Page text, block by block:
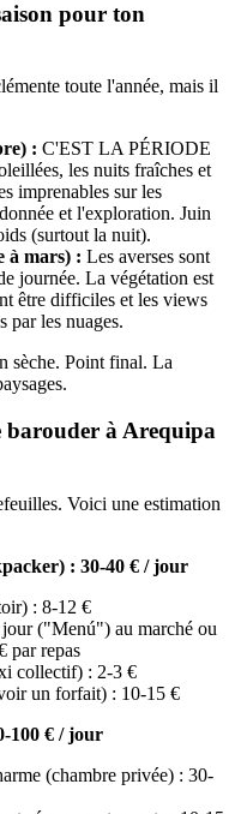
pour ton
toute l'année, mais il
: C'EST LA PÉRIODE
les nuits fraîches et
imprenables sur les
et l'exploration. Juin
(surtout la nuit).
à mars) : Les averses sont
journée. La végétation est
être difficiles et les views
par les nuages.
sèche. Point final. La
barouder à Arequipa
Voici une estimation
: 30-40 € / jour
: 8-12 €
jour ("Menú") au marché ou
par repas
collectif) : 2-3 €
un forfait) : 10-15 €
100 € / jour
(chambre privée) : 30-